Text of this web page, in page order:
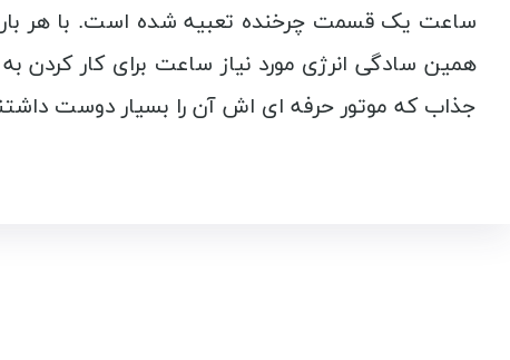
ساعت یک قسمت چرخنده تعبیه شده است. با هر
جذاب که موتور حرفه ای اش آن را بسیار دوست داشتنی تر کرده